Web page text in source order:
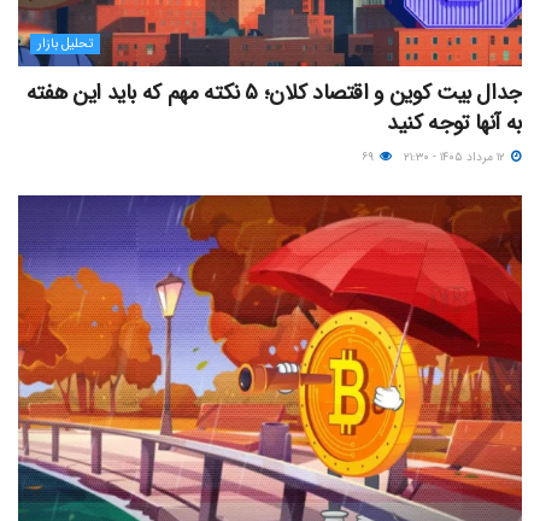
تحلیل بازار
جدال بیت کوین و اقتصاد کلان؛ ۵ نکته مهم که باید این هفته
به آنها توجه کنید